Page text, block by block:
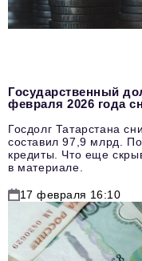
Государственный
февраля 2026 года
Госдолг Татарстана
составил 97,9 млрд.
кредиты. Что еще
в материале.
17 февраля 16:10